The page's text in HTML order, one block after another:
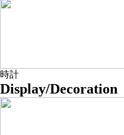
時計
Display/Decoration